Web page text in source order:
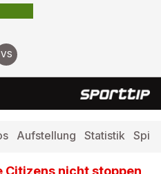
VS
Aufstellung Statistik